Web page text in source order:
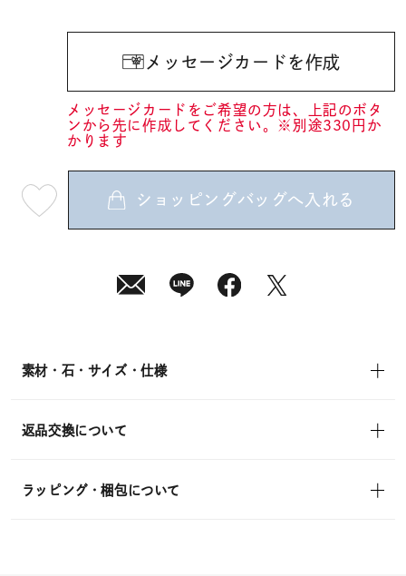
メッセージカードを作成
メッセージカードをご希望の方は、上記のボタ
ンから先に作成してください。※別途330円か
かります
08
ショッピングバッグへ入れる
素材・石・サイズ・仕様
返品交換について
ラッピング・梱包について